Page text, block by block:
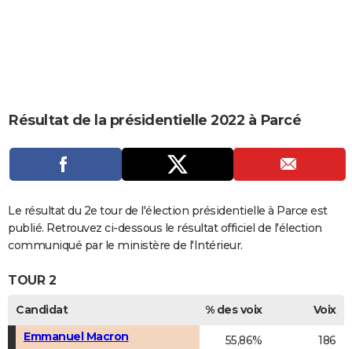
CARTE DE VOEUX
DICTIONNAIRE
Dictionnaire
Biographies
Expressions
Proverbes
PROGRAMME TV
COPAINS D'AVANT
Se connecter
Collèges
Universités
Entreprises
Service militaire
Avis de recherche
AVIS DE DÉCÈS
FORUM
Bricolage
Culture
Television
Voyage
Résultat de la présidentielle 2022 à Parcé
Le résultat du 2e tour de l'élection présidentielle à Parce est
publié. Retrouvez ci-dessous le résultat officiel de l'élection
communiqué par le ministère de l'Intérieur.
TOUR 2
Candidat % des voix
Voix
Emmanuel Macron
55,86% 186